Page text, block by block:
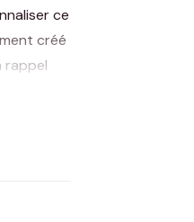
ce
créé
rappel
de